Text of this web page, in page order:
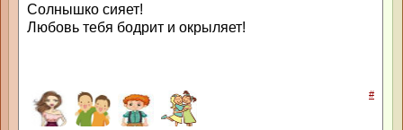
Солнышко сияет!
Любовь тебя бодрит и окрыляет!
#